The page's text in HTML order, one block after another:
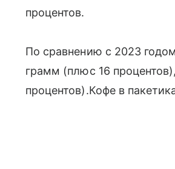
процентов.
По сравнению с 2023
грамм (плюс 16
процентов).Кофе в